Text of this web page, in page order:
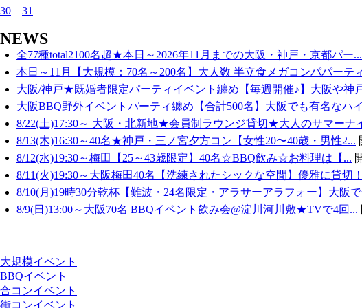
30 31
NEWS
全77種total2100名超★本日～2026年11月までの大阪・神戸・京都パー...
本日～11月【大規模：70名～200名】大人数 半立食メガコンパパーテ
大阪/神戸★既婚者限定パーティイベント纏め【毎週開催♪】大阪や神
大阪BBQ野外イベントパーティ纏め【合計500名】大阪でも有名なハ
8/22(土)17:30～ 大阪・北新地★会員制ラウンジ貸切★大人のサマーナ
8/13(木)16:30～40名★神戸・三ノ宮夕方コン【女性20〜40歳・男性2...
8/12(水)19:30～梅田【25～43歳限定】40名☆BBQ飲み☆お料理は【...
8/11(火)19:30～大阪梅田40名【洗練されたシックな空間】優雅に貸切
8/10(月)19時30分乾杯【難波・24名限定・アラサーアラフォー】大阪
8/9(日)13:00～大阪70名 BBQイベント飲み会@淀川河川敷★TVで4回...
大規模イベント
BBQイベント
合コンイベント
街コンイベント